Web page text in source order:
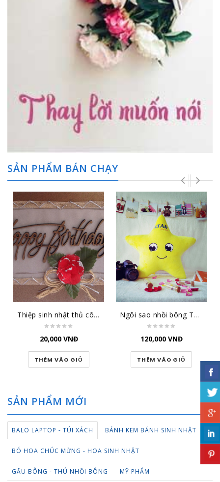
SẢN PHẨM BÁN CHẠY
Thiệp sinh nhật thủ công đại lớn SN-DL-1501
20,000 VNĐ
THÊM VÀO GIỎ
Ngôi sao nhồi bông TBNS
120,000 VNĐ
THÊM VÀO GIỎ
SẢN PHẨM MỚI
BALO LAPTOP - TÚI XÁCH BÁNH KEM BÁNH SINH NHẬT
BÓ HOA CHÚC MỪNG - HOA SINH NHẬT
GẤU BÔNG - THÚ NHỒI BÔNG MỸ PHẨM